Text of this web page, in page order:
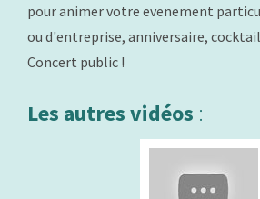
pour animer votre evenement
ou d'entreprise, anniversaire,
Concert public !
Les autres vidéos :